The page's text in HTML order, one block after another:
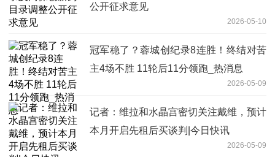
公开征求意见
2026-05-10
冠军稳了？蓉城创纪录8连胜！终结对苦
主4场不胜 11轮后11分领跑_热消息
2026-05-09
记者：维拉和水晶宫密切关注戴维，预计
本月开启先租后买谈判|今日快讯
2026-05-09